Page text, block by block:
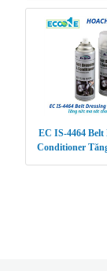
EC IS-4464 Belt
Conditioner